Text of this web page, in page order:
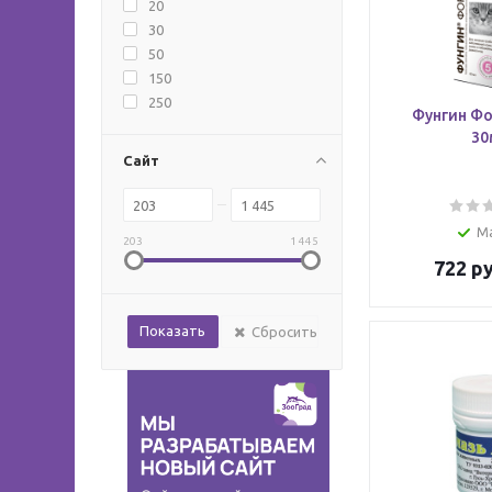
20
30
50
150
250
Сайт
203 1 445
Сбросить
Фунгин
722